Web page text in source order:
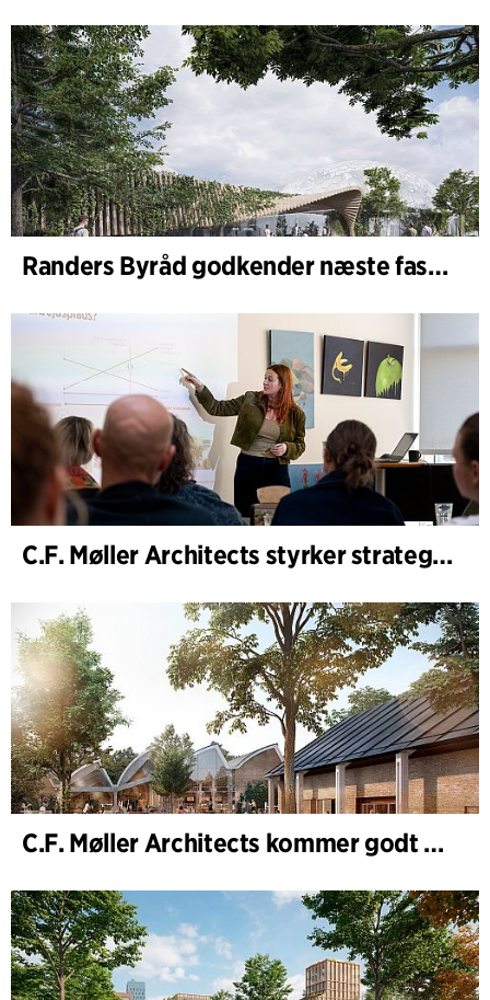
Randers Byråd godkender næste fase af udvidelsen af Randers Regnskov
C.F. Møller Architects styrker strategisk rådgivning i de tidlige faser
C.F. Møller Architects kommer godt ud af 2025